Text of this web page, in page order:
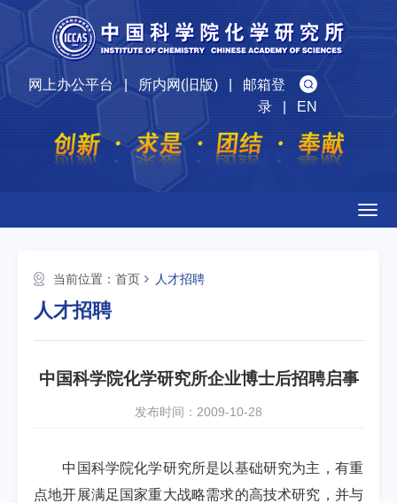
网上办公平台|所内网(旧版)| 邮箱登
录| EN
当前位置： 首页 人才招聘
人才招聘
中国科学院化学研究所企业博士后招聘启事
发布时间：2009-10-28
中国科学院化学研究所是以基础研究为主，有重
点地开展满足国家重大战略需求的高技术研究，并与